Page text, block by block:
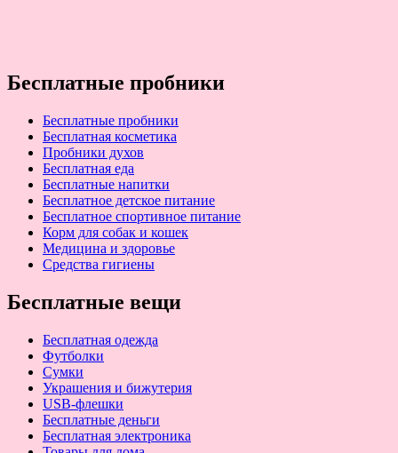
Бесплатные пробники
Бесплатные пробники
Бесплатная косметика
Пробники духов
Бесплатная еда
Бесплатные напитки
Бесплатное детское питание
Бесплатное спортивное питание
Корм для собак и кошек
Медицина и здоровье
Средства гигиены
Бесплатные вещи
Бесплатная одежда
Футболки
Сумки
Украшения и бижутерия
USB-флешки
Бесплатные деньги
Бесплатная электроника